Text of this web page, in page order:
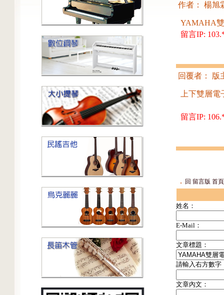
作者： 楊旭
YAMAHA雙
留言IP:
回覆者： 版
上下雙層
留言IP:
． 回 留言版 首頁
姓名：
E-Mail：
文章標題：
請輸入右方數字
文章內文：